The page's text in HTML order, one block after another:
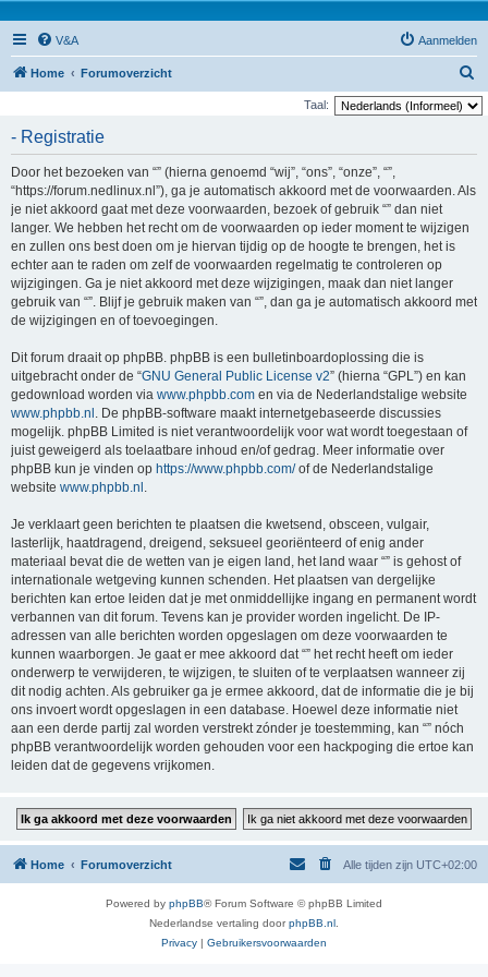
V&A Aanmelden
Home Forumoverzicht
o
Taal:
- Registratie
Door het bezoeken van “” (hierna genoemd “wij”, “ons”, “onze”, “”,
“https://forum.nedlinux.nl”), ga je automatisch akkoord met de voorwaarden. Als
je niet akkoord gaat met deze voorwaarden, bezoek of gebruik “” dan niet
langer. We hebben het recht om de voorwaarden op ieder moment te wijzigen
en zullen ons best doen om je hiervan tijdig op de hoogte te brengen, het is
echter aan te raden om zelf de voorwaarden regelmatig te controleren op
wijzigingen. Ga je niet akkoord met deze wijzigingen, maak dan niet langer
gebruik van “”. Blijf je gebruik maken van “”, dan ga je automatisch akkoord met
de wijzigingen en of toevoegingen.
Dit forum draait op phpBB. phpBB is een bulletinboardoplossing die is
uitgebracht onder de “GNU General Public License v2” (hierna “GPL”) en kan
gedownload worden via www.phpbb.com en via de Nederlandstalige website
www.phpbb.nl . De phpBB-software maakt internetgebaseerde discussies
mogelijk. phpBB Limited is niet verantwoordelijk voor wat wordt toegestaan of
juist geweigerd als toelaatbare inhoud en/of gedrag. Meer informatie over
phpBB kun je vinden op https://www.phpbb.com/of de Nederlandstalige
website www.phpbb.nl .
Je verklaart geen berichten te plaatsen die kwetsend, obsceen, vulgair,
lasterlijk, haatdragend, dreigend, seksueel georiënteerd of enig ander
materiaal bevat die de wetten van je eigen land, het land waar “” is gehost of
internationale wetgeving kunnen schenden. Het plaatsen van dergelijke
berichten kan ertoe leiden dat je met onmiddellijke ingang en permanent wordt
verbannen van dit forum. Tevens kan je provider worden ingelicht. De IP-
adressen van alle berichten worden opgeslagen om deze voorwaarden te
kunnen waarborgen. Je gaat er mee akkoord dat “” het recht heeft om ieder
onderwerp te verwijderen, te wijzigen, te sluiten of te verplaatsen wanneer zij
dit nodig achten. Als gebruiker ga je ermee akkoord, dat de informatie die je bij
ons invoert wordt opgeslagen in een database. Hoewel deze informatie niet
aan een derde partij zal worden verstrekt zónder je toestemming, kan “” nóch
phpBB verantwoordelijk worden gehouden voor een hackpoging die ertoe kan
leiden dat de gegevens vrijkomen.
Home Forumoverzicht Alle tijden zijn UTC+02:00
Powered by phpBB® Forum Software © phpBB Limited
Nederlandse vertaling doorphpBB.nl
Privacy | Gebruikersvoorwaarden